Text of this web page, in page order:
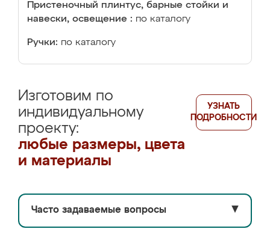
Пристеночный плинтус, барные стойки и
навески, освещение : по каталогу
Ручки: по каталогу
Изготовим по
индивидуальному
проекту:
любые размеры, цвета
и материалы
УЗНАТЬ
ПОДРОБНОСТИ
Часто задаваемые вопросы ▼